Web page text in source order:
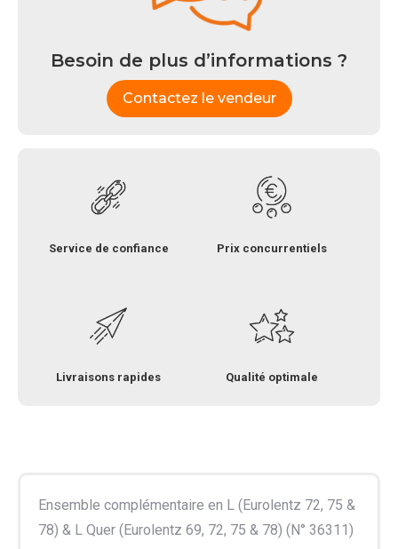
Besoin de plus d’informations ?
Contactez le vendeur
Service de confiance Prix concurrentiels
Livraisons rapides Qualité optimale
Ensemble complémentaire en L (Eurolentz 72, 75 &
78) & L Quer (Eurolentz 69, 72, 75 & 78) (N° 36311)